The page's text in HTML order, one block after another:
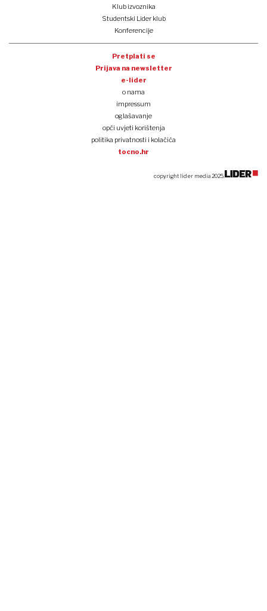
Klub izvoznika
Studentski Lider klub
Konferencije
Pretplati se
Prijava na newsletter
e-lider
o nama
impressum
oglašavanje
opći uvjeti korištenja
politika privatnosti i kolačića
tocno.hr
copyright lider media 2025.